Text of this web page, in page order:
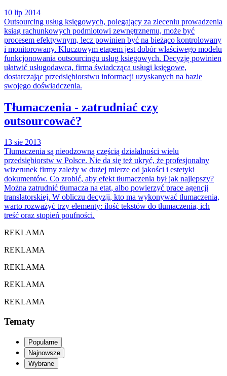
10 lip 2014
Outsourcing usług księgowych, polegający za zleceniu prowadzenia
ksiąg rachunkowych podmiotowi zewnętrznemu, może być
procesem efektywnym, lecz powinien być na bieżąco kontrolowany
i monitorowany. Kluczowym etapem jest dobór właściwego modelu
funkcjonowania outsourcingu usług księgowych. Decyzję powinien
ułatwić usługodawca, firma świadcząca usługi księgowe,
dostarczając przedsiębiorstwu informacji uzyskanych na bazie
swojego doświadczenia.
Tłumaczenia - zatrudniać czy
outsourcować?
13 sie 2013
Tłumaczenia są nieodzowną częścią działalności wielu
przedsiębiorstw w Polsce. Nie da się też ukryć, że profesjonalny
wizerunek firmy zależy w dużej mierze od jakości i estetyki
dokumentów. Co zrobić, aby efekt tłumaczenia był jak najlepszy?
Można zatrudnić tłumacza na etat, albo powierzyć prace agencji
translatorskiej. W obliczu decyzji, kto ma wykonywać tłumaczenia,
warto rozważyć trzy elementy: ilość tekstów do tłumaczenia, ich
treść oraz stopień poufności.
REKLAMA
REKLAMA
REKLAMA
REKLAMA
REKLAMA
Tematy
Popularne
Najnowsze
Wybrane